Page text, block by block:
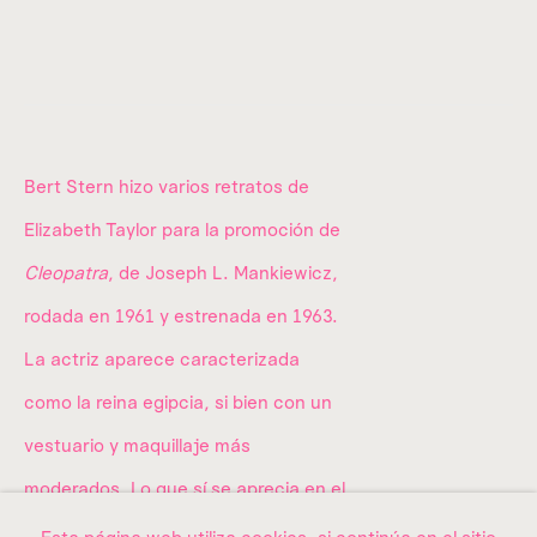
Quiénes somos
La colección
Exposiciones
Bert Stern hizo varios retratos de
Elizabeth Taylor para la promoción de
Cleopatra, de Joseph L. Mankiewicz,
rodada en 1961 y estrenada en 1963.
La actriz aparece caracterizada
como la reina egipcia, si bien con un
vestuario y maquillaje más
moderados. Lo que sí se aprecia en el
retrato es la cicatriz de la